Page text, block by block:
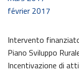
février 2017
Intervento
Piano Sviluppo
Incentivazione di